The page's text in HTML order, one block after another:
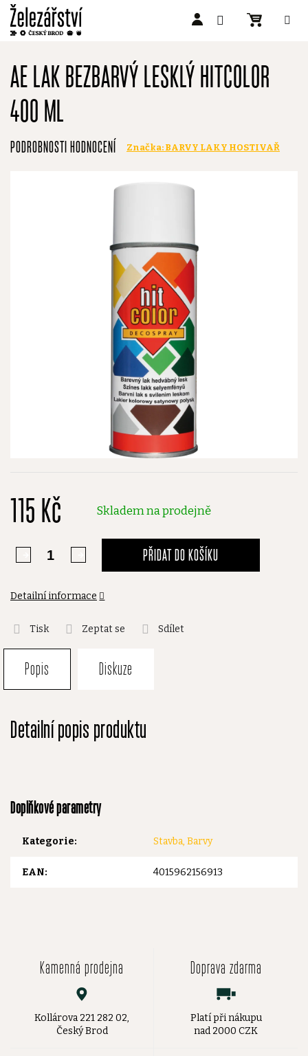
obsah
AE LAK BEZBARVÝ LESKLÝ HITCOLOR
400 ML
Průměrné
hodnocení
PODROBNOSTI HODNOCENÍ Značka: BARVY LAKY HOSTIVAŘ
115 Kč Skladem na prodejně
PŘIDAT DO KOŠÍKU
Detailní informace
Tisk Zeptat se Sdílet
Popis Diskuze
Detailní popis produktu
Doplňkové parametry
Kategorie: Stavba, Barvy
EAN: 4015962156913
Kamenná prodejna
Kollárova 221 282 02,
Český Brod
Doprava zdarma
Platí při nákupu
nad 2000 CZK